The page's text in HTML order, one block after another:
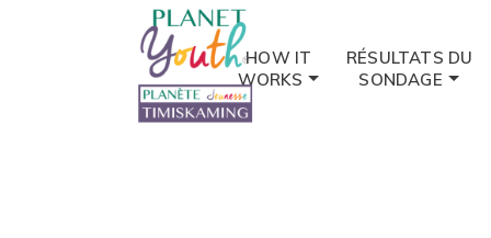
HOW IT
WORKS
RÉSULTATS DU
SONDAGE